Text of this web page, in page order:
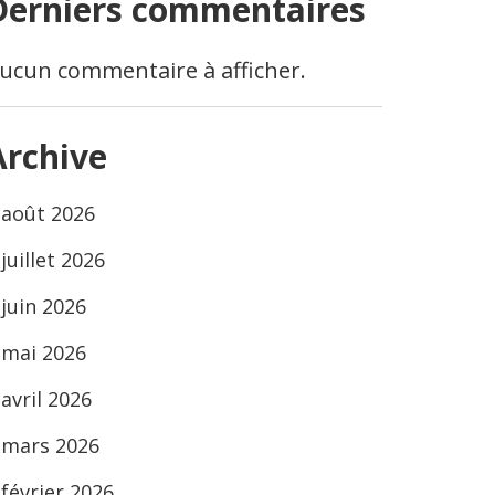
commentaires
commentaire à afficher.
août 2026
juillet 2026
juin 2026
mai 2026
avril 2026
mars 2026